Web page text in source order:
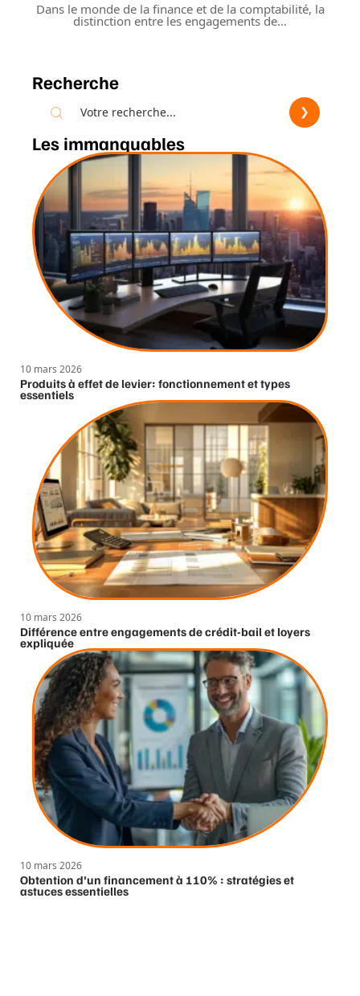
Dans le monde de la finance et de la comptabilité, la
distinction entre les engagements de…
Recherche
Les immanquables
10 mars 2026
Produits à effet de levier: fonctionnement et types
essentiels
10 mars 2026
Différence entre engagements de crédit-bail et loyers
expliquée
10 mars 2026
Obtention d’un financement à 110% : stratégies et
astuces essentielles